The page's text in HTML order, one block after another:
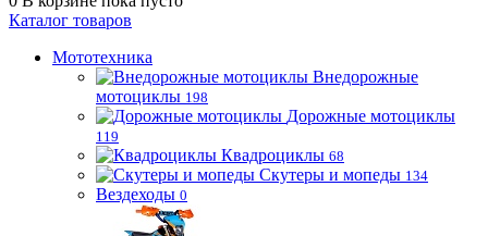
Каталог товаров
Мототехника
Внедорожные
мотоциклы 198
Дорожные мотоциклы
119
Квадроциклы 68
Скутеры и мопеды 134
Вездеходы 0